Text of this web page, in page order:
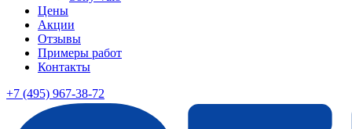
Цены
Акции
Отзывы
Примеры работ
Контакты
+7 (495) 967-38-72